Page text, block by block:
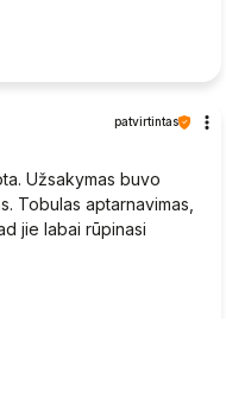
patvirtintas
Užsakymas buvo
Tobulas aptarnavimas,
jie labai rūpinasi